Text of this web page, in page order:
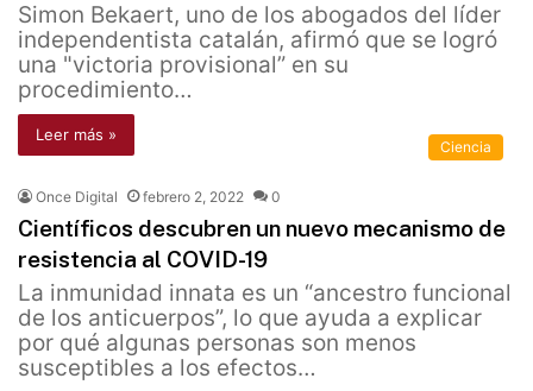
Simon Bekaert, uno de los abogados del líder
independentista catalán, afirmó que se logró
una "victoria provisional” en su
procedimiento…
Leer más »
Ciencia
Once Digital febrero 2, 2022 0
Científicos descubren un nuevo mecanismo de
resistencia al COVID-19
La inmunidad innata es un “ancestro funcional
de los anticuerpos”, lo que ayuda a explicar
por qué algunas personas son menos
susceptibles a los efectos…